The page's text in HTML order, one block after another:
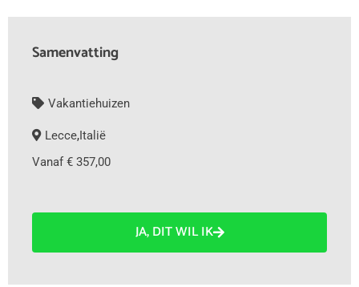
Samenvatting
Vakantiehuizen
Lecce,Italië
Vanaf € 357,00
JA, DIT WIL IK